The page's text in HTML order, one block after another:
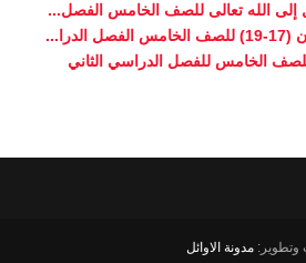
الله تعالى للصف الخامس الفصل...
وتطوير: مدونة الاوائل